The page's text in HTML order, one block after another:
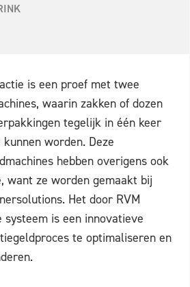
is een proef met twee
waarin zakken of dozen
tegelijk in één keer
worden. Deze
hebben overigens ook
want ze worden gemaakt bij
Het door RVM
is een innovatieve
te optimaliseren en